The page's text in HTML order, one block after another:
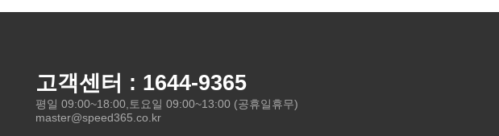
고객센터 : 1644-9365
평일 09:00~18:00,토요일 09:00~13:00 (공휴일휴무)
master@speed365.co.kr